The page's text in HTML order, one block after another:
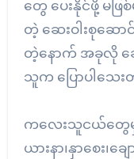
တွေ ပေးနိုင်ဖို့ မ
တဲ့ ဆေးဝါးစုဆေ
တဲ့နောက် အခုလို ဆ
သူက ပြောပါသေ
ကလေးသူငယ်တွေမှာ
ယားနာ၊နှာစေး၊